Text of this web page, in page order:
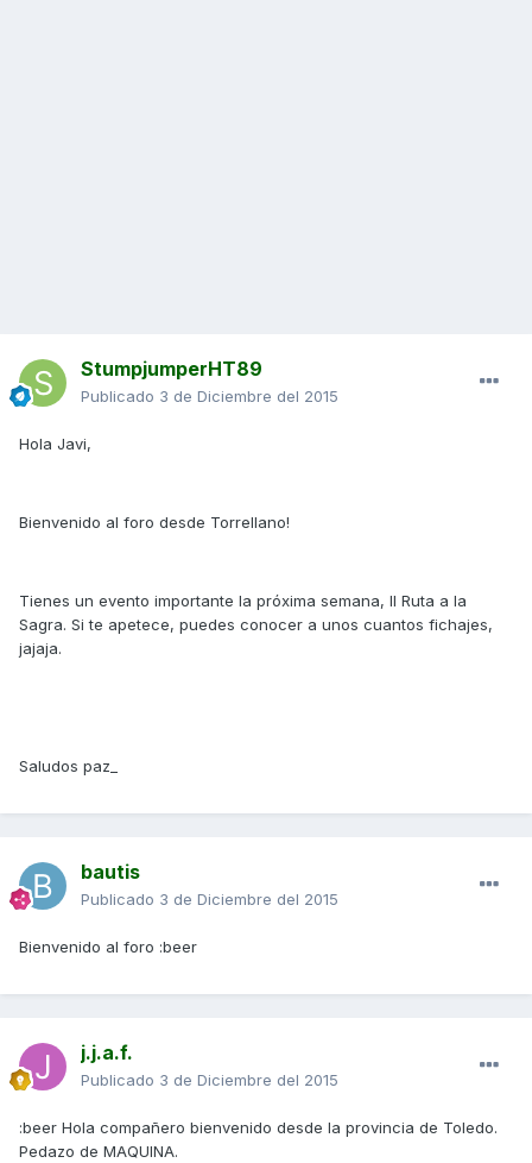
StumpjumperHT89
Publicado 3 de Diciembre del 2015
Hola Javi,
Bienvenido al foro desde Torrellano!
Tienes un evento importante la próxima semana, II Ruta a la
Sagra. Si te apetece, puedes conocer a unos cuantos fichajes,
jajaja.
Saludos paz_
bautis
Publicado 3 de Diciembre del 2015
Bienvenido al foro :beer
j.j.a.f.
Publicado 3 de Diciembre del 2015
:beer Hola compañero bienvenido desde la provincia de Toledo.
Pedazo de MAQUINA.